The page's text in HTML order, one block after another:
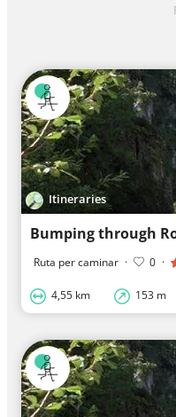
Itineraries
Bumping through
Ruta per caminar · 0 ·
4,55 km 153 m